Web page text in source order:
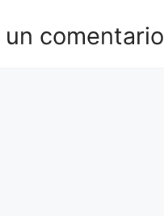
un comentario